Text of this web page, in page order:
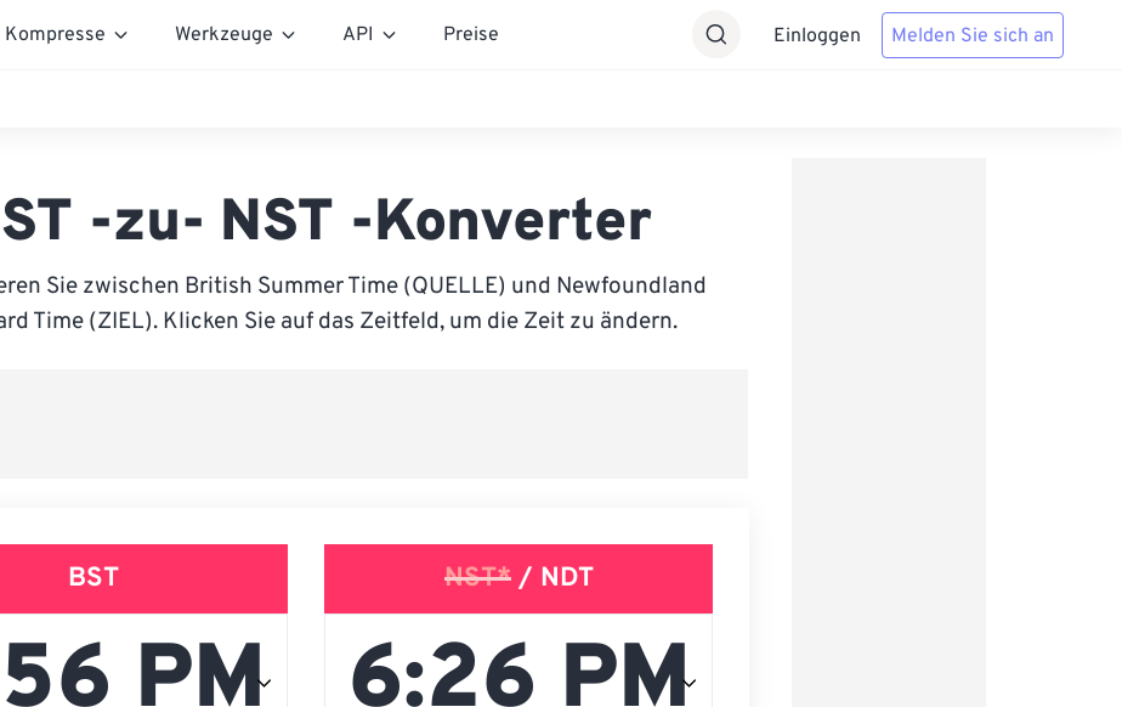
Kompresse Werkzeuge API Preise Einloggen Melden Sie sich an
-zu- NST -Konverter
Sie zwischen British Summer Time (QUELLE) und Newfoundland
Time (ZIEL). Klicken Sie auf das Zeitfeld, um die Zeit zu ändern.
BST NST*/ NDT